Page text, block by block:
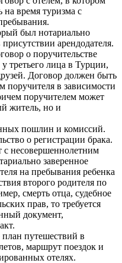
на время туризма с
был нотариально
арендодателя.
о поручительстве
третьего лица в Турции,
Договор должен быть
поручителя в зависимости
поручителем может
житель, но и
пошлин и комиссий.
о регистрации брака.
с несовершеннолетним
заверенное
на пребывания ребенка
второго родителя по
смерть отца, судебное
прав, то требуется
документ,
путешествий в
маршрут поездок и
отелях.